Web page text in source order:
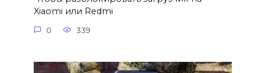
Xiaomi или Redmi
0 339